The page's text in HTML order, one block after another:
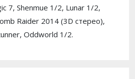
7, Shenmue 1/2, Lunar 1/2,
Raider 2014 (3D стерео),
Oddworld 1/2.